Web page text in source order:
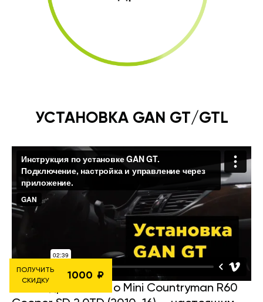
УСТАНОВКА GAN GT/GTL
Вот подробности о Mini Countryman R60
ПОЛУЧИТЬ
СКИДКУ
1000